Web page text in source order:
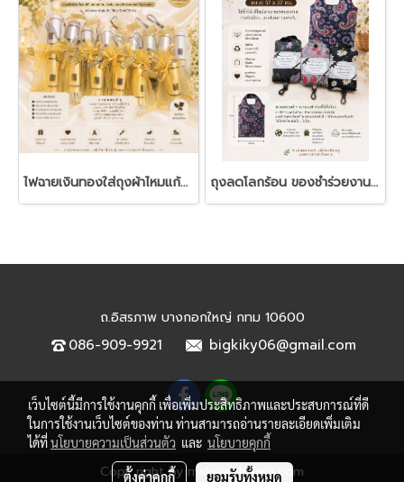
ไฟฉายเงินทองใส่ถุงผ้าไหมแก้ว - ของชำร่วยงานฌาปนกิจ ถุงลดโลกร้อน ของชำร่วยงานศพ | ถุงผ้าพับได้ ของชำร่วยใช้งานได้จริง
ถ.อิสรภาพ บางกอกใหญ่ กทม 10600
086-909-9921 bigkiky06@gmail.com
Copy right by makewebeasy.com
เว็บไซต์นี้มีการใช้งานคุกกี้ เพื่อเพิ่มประสิทธิภาพและประสบการณ์ที่ดี
ในการใช้งานเว็บไซต์ของท่าน ท่านสามารถอ่านรายละเอียดเพิ่มเติม
ได้ที่นโยบายความเป็นส่วนตัว และ นโยบายคุกกี้
ตั้งค่าคุกกี้ ยอมรับทั้งหมด